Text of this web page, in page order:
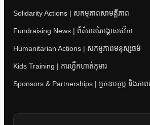
Solidarity Actions | សកម្មភាពសាមគ្គីភាព
Fundraising News | ព័ត៌មានរៃអង្គាសថវិកា
Humanitarian Actions | សកម្មភាពមនុស្សធម៌
Kids Training | ការហ្វឹកហាត់កុមារ
Sponsors & Partnerships | អ្នកឧបត្ថម្ភ និងភាព